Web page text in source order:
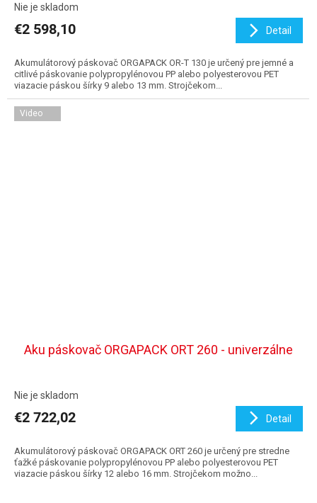
Nie je skladom
€2 598,10 Detail
Akumulátorový páskovač ORGAPACK OR-T 130 je určený pre jemné a
citlivé páskovanie polypropylénovou PP alebo polyesterovou PET
viazacie páskou šírky 9 alebo 13 mm. Strojčekom...
Video
Aku páskovač ORGAPACK ORT 260 - univerzálne
Nie je skladom
€2 722,02 Detail
Akumulátorový páskovač ORGAPACK ORT 260 je určený pre stredne
ťažké páskovanie polypropylénovou PP alebo polyesterovou PET
viazacie páskou šírky 12 alebo 16 mm. Strojčekom možno...